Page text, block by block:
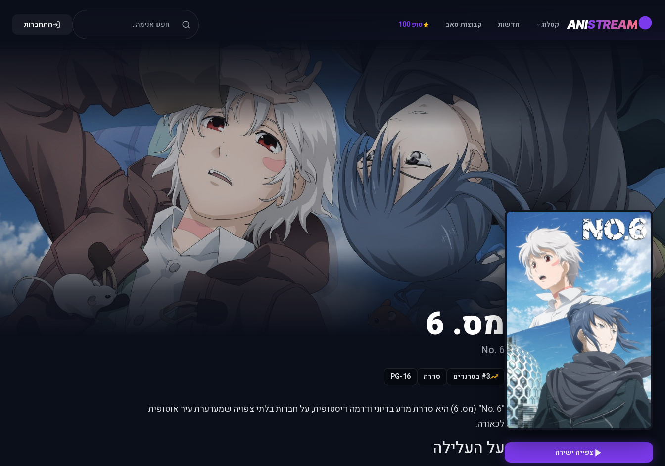
ANISTREAM קטלוג חדשות קבוצות סאב טופ 100 התחברות
צפייה ישירה
מס. 6
No. 6
#3 בטרנדים סדרה PG-16
"No. 6" (מס. 6) היא סדרת מדע בדיוני ודרמה דיסטופית, על חברות בלתי צפויה שמערערת עיר אוטופית
לכאורה.
על העלילה